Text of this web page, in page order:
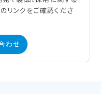
リンクをご確認くださ
わせ